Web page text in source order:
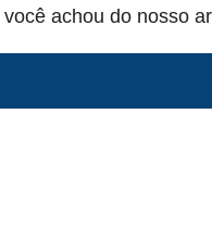
achou do nosso